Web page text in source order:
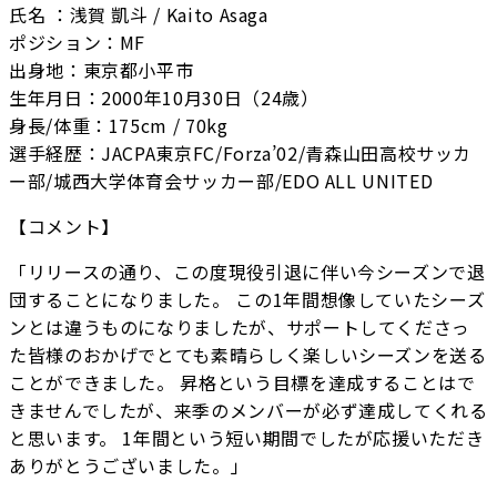
氏名 ：浅賀 凱斗 / Kaito Asaga
ポジション：MF
出身地：東京都小平市
生年月日：2000年10月30日（24歳）
身長/体重：175cm / 70kg
選手経歴：JACPA東京FC/Forza’02/青森山田高校サッカ
ー部/城西大学体育会サッカー部/EDO ALL UNITED
【コメント】
「リリースの通り、この度現役引退に伴い今シーズンで退
団することになりました。 この1年間想像していたシーズ
ンとは違うものになりましたが、サポートしてくださっ
た皆様のおかげでとても素晴らしく楽しいシーズンを送る
ことができました。 昇格という目標を達成することはで
きませんでしたが、来季のメンバーが必ず達成してくれる
と思います。 1年間という短い期間でしたが応援いただき
ありがとうございました。」